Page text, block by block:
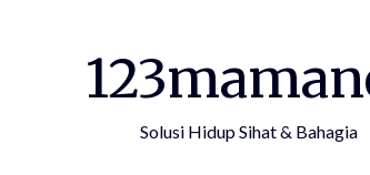
Solusi Hidup Sihat & Bahagia